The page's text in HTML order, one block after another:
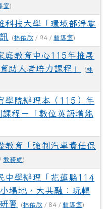
室)
科技大學「環境部淨零
(林佑欣 / 94 / 輔導室)
庭教育中心115年推展
助人者培力課程」
(林
學院辦理本（115）年
課程－「數位英語增能
教育「強制汽車責任保
教務處)
中學辦理「花蓮縣114
場地，大共融：玩轉
習
(林佑欣 / 84 / 輔導室)